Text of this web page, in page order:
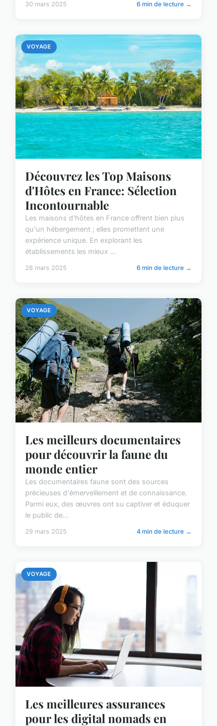
30 mars 2025 6 min de lecture →
VOYAGE
Découvrez les Top Maisons
d'Hôtes en France: Sélection
Incontournable
Les maisons d'hôtes en France offrent bien plus
qu'un hébergement ; elles promettent une
expérience unique. En explorant les
établissements les mieux ...
28 mars 2025 6 min de lecture →
VOYAGE
Les meilleurs documentaires
pour découvrir la faune du
monde entier
Les documentaires faune sont des sources
précieuses d'émerveillement et de connaissance.
Parmi eux, des œuvres ont su captiver et éduquer
le public de...
29 mars 2025 4 min de lecture →
VOYAGE
Les meilleures assurances
pour les digital nomads en